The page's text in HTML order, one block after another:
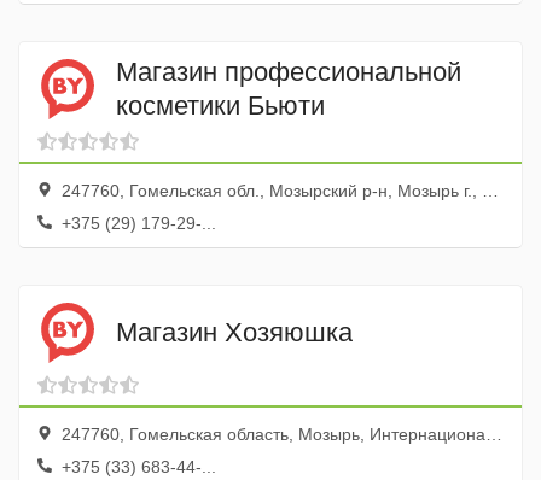
Магазин профессиональной
косметики Бьюти
247760, Гомельская обл., Мозырский р-н, Мозырь г., ул. Советская, 138
+375 (29) 179-29-...
Магазин Хозяюшка
247760, Гомельская область, Мозырь, Интернациональная улица, 96
+375 (33) 683-44-...